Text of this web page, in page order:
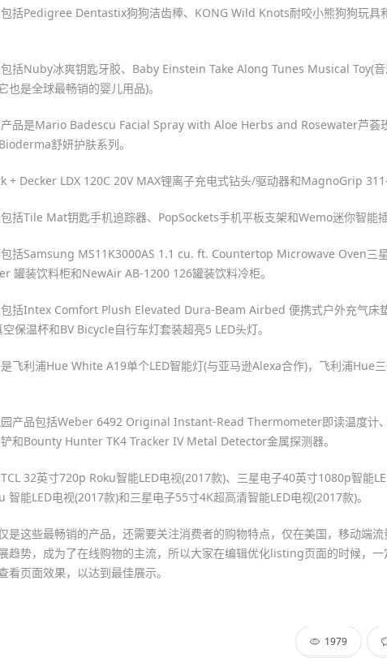
括Pedigree Dentastix狗狗洁齿棒、KONG Wild Knots耐咬小熊狗狗玩具
括Nuby冰爽钥匙牙胶、Baby Einstein Take Along Tunes Musical Toy(
是全球最畅销的婴儿用品)。
品是Mario Badescu Facial Spray with Aloe Herbs and Rosewater芦荟玫
舒妍护肤系列。
+ Decker LDX 120C 20V MAX锂离子充电式钻头/驱动器和MagnoGrip 311-
括Tile Mat钥匙手机追踪器、PopSockets手机平板支架和Wemo迷你智能插
括Samsung MS11K3000AS 1.1 cu. ft. Countertop Microwave Oven三
罐装饮料柜和NewAir AB-1200 126罐装饮料冷柜。
括Intex Comfort Plush Elevated Dura-Beam Airbed 便携式户外充气床
保温杯和BV Bicycle自行车灯套装超亮5 LED头灯。
飞利浦Hue White A19单个LED智能灯(与亚马逊Alexa合作)，飞利浦Hue
产品包括Weber 6492 Original Instant-Read Thermometer即读温度计
和Bounty Hunter TK4 Tracker IV Metal Detector金属探测器。
32英寸720p Roku智能LED电视(2017款)、三星电子40英寸1080p智能
智能LED电视(2017款)和三星电子55寸4K超高清智能LED电视(2017款)。
是这些最畅销的产品，还需要关注消费者的购物特点，仅在美国，移动端流
趋势，成为了在线购物的主流，所以大家在编辑优化listing页面的时候，
页面效果，以达到最佳展示。
1979